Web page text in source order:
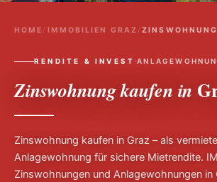
HOME / IMMOBILIEN GRAZ /
RENDITE & INVEST ·
Zinswohnung kaufen in
Zinswohnung kaufen in Graz – als
Anlagewohnung für sichere Mietrendite.
Zinswohnungen und Anlagewohnungen in